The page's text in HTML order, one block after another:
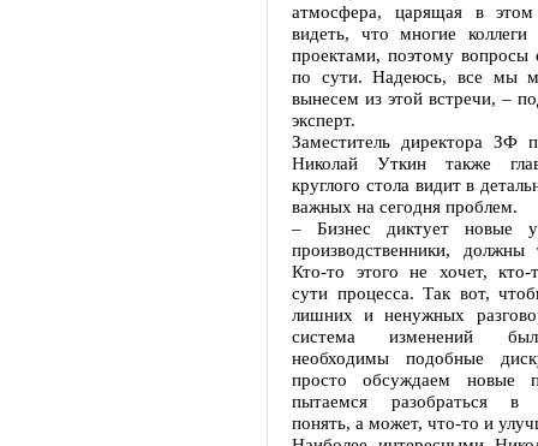
атмосфера, царящая в
видеть, что многие
проектами, поэтому вопросы
по сути. Надеюсь, все мы
вынесем из этой встречи, –
эксперт.
Заместитель директора ЗФ
Николай Уткин также
круглого стола видит в
важных на сегодня проблем.
– Бизнес диктует новые
производственники, должны
Кто-то этого не хочет,
сути процесса. Так вот,
лишних и ненужных
система изменений
необходимы подобные
просто обсуждаем новые
пытаемся разобраться в
понять, а может, что-то и